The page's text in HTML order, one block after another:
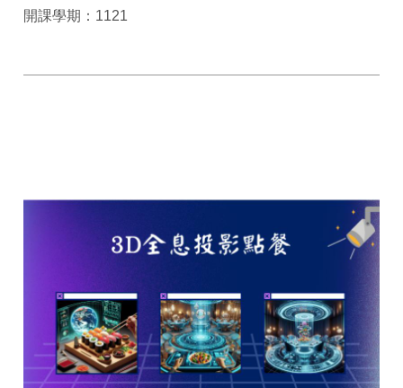
開課學期：1121